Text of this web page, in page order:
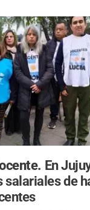
En
salariales de